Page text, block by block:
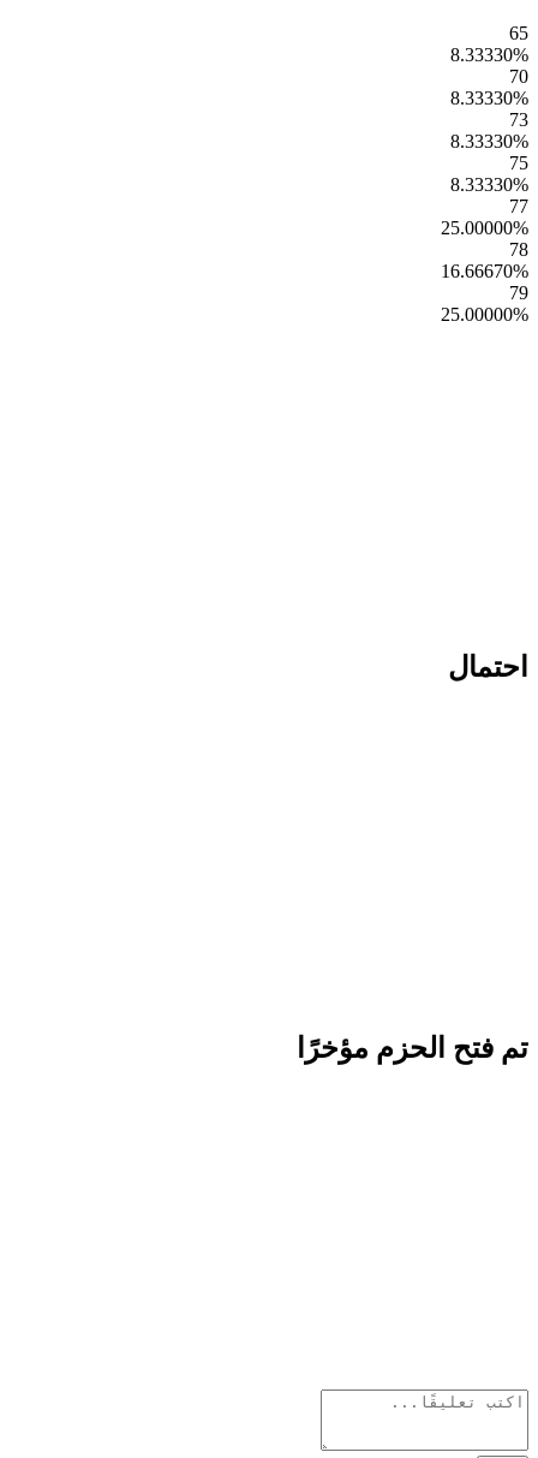
65
8.33330%
70
8.33330%
73
8.33330%
75
8.33330%
77
25.00000%
78
16.66670%
79
25.00000%
احتمال
تم فتح الحزم مؤخرًا